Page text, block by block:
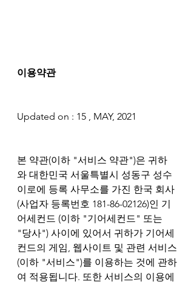
이용약관
Updated on : 15 , MAY, 2021
본 약관(이하 "서비스 약관")은 귀하
와 대한민국 서울특별시 성동구 성수
이로에 등록 사무소를 가진 한국 회사
(사업자 등록번호 181-86-02126)인 기
어세컨드 (이하 "기어세컨드" 또는
"당사") 사이에 있어서 귀하가 기어세
컨드의 게임, 웹사이트 및 관련 서비스
(이하 "서비스")를 이용하는 것에 관하
여 적용됩니다. 또한 서비스의 이용에